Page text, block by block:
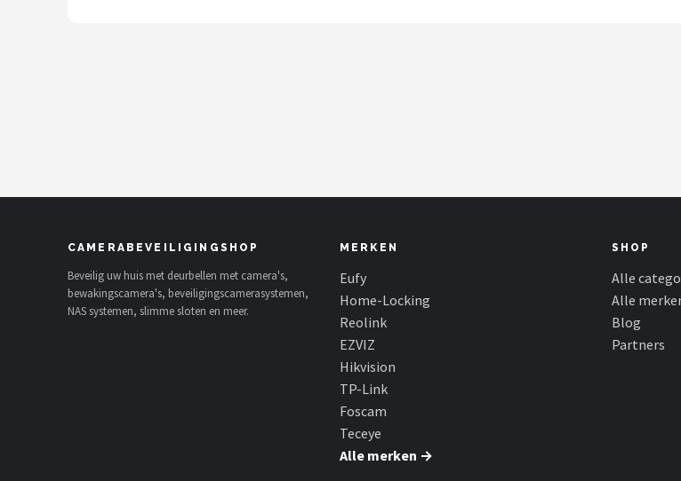
EZVIZ
Hikvision
CAMERABEVEILIGINGSHOP
Beveilig uw huis met deurbellen met camera's,
bewakingscamera's, beveiligingscamerasystemen,
NAS systemen, slimme sloten en meer.
MERKEN
Eufy
Home-Locking
Reolink
EZVIZ
Hikvision
TP-Link
Foscam
Teceye
Alle merken →
SHOP
Alle
Alle
Blog
Partners